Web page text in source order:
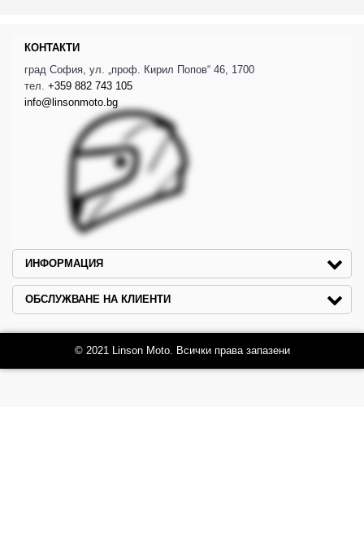
КОНТАКТИ
град София, ул. „проф. Кирил Попов“ 46, 1700
тел. +359 882 743 105
info@linsonmoto.bg
ИНФОРМАЦИЯ
ОБСЛУЖВАНЕ НА КЛИЕНТИ
© 2021 Linson Moto. Всички права запазени